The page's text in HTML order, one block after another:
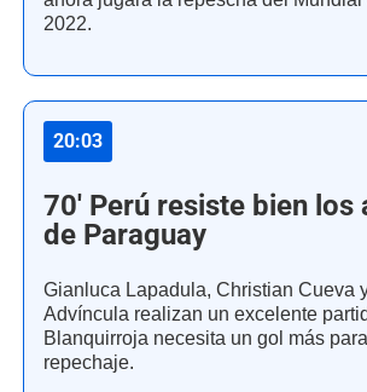
2022.
20:03
70' Perú resiste bien los
de Paraguay
Gianluca Lapadula, Christian Cueva
Advíncula realizan un excelente
Blanquirroja necesita un gol más
repechaje.